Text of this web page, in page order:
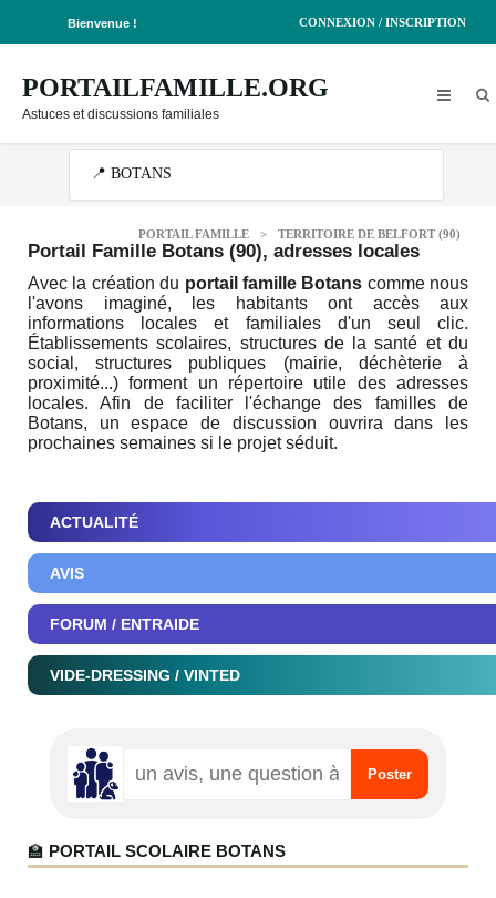
Bienvenue ! CONNEXION / INSCRIPTION
PORTAILFAMILLE.ORG
Astuces et discussions familiales
PORTAIL FAMILLE > TERRITOIRE DE BELFORT (90)
Portail Famille Botans (90), adresses locales
Avec la création du portail famille Botans comme nous
l'avons imaginé, les habitants ont accès aux
informations locales et familiales d'un seul clic.
Établissements scolaires, structures de la santé et du
social, structures publiques (mairie, déchèterie à
proximité...) forment un répertoire utile des adresses
locales. Afin de faciliter l'échange des familles de
Botans, un espace de discussion ouvrira dans les
prochaines semaines si le projet séduit.
ACTUALITÉ
AVIS
FORUM / ENTRAIDE
VIDE-DRESSING / VINTED
🏫 PORTAIL SCOLAIRE BOTANS